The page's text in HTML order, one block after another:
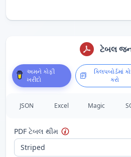
ટેબલ
અમને કોફી
ખરીદો
ક્લિપબોર્ડમાં
કરો
JSON Excel Magic
PDF ટેબલ થીમ